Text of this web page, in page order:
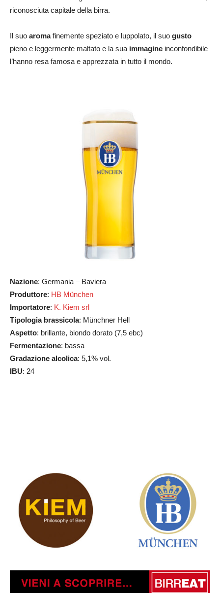
riconosciuta capitale della birra.
Il suo aromafinemente speziato e luppolato, il suo gusto
pieno e leggermente maltato e la sua immagine inconfondibile
l’hanno resa famosa e apprezzata in tutto il mondo.
Nazione: Germania – Baviera
Produttore: HB München
Importatore: K. Kiem srl
Tipologia brassicola: Münchner Hell
Aspetto: brillante, biondo dorato (7,5 ebc)
Fermentazione: bassa
Gradazione alcolica: 5,1% vol.
IBU: 24